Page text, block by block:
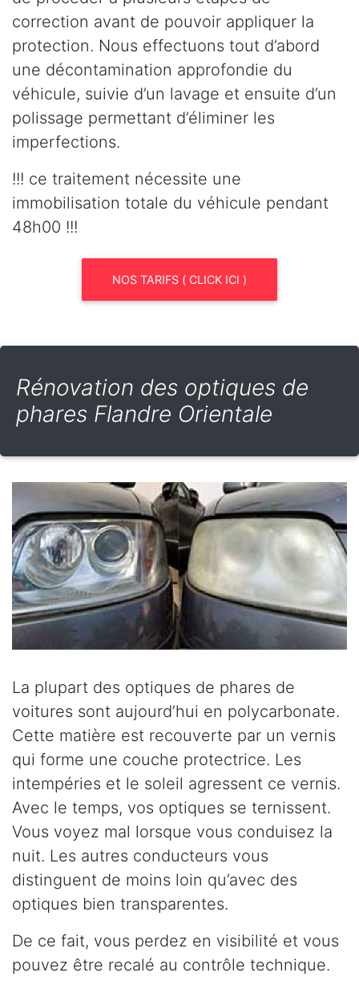
correction avant de pouvoir appliquer la
protection. Nous effectuons tout d’abord
une décontamination approfondie du
véhicule, suivie d’un lavage et ensuite d’un
polissage permettant d’éliminer les
imperfections.
!!! ce traitement nécessite une
immobilisation totale du véhicule pendant
48h00 !!!
NOS TARIFS ( CLICK ICI )
Rénovation des optiques de
phares Flandre Orientale
La plupart des optiques de phares de
voitures sont aujourd’hui en polycarbonate.
Cette matière est recouverte par un vernis
qui forme une couche protectrice. Les
intempéries et le soleil agressent ce vernis.
Avec le temps, vos optiques se ternissent.
Vous voyez mal lorsque vous conduisez la
nuit. Les autres conducteurs vous
distinguent de moins loin qu’avec des
optiques bien transparentes.
De ce fait, vous perdez en visibilité et vous
pouvez être recalé au contrôle technique.